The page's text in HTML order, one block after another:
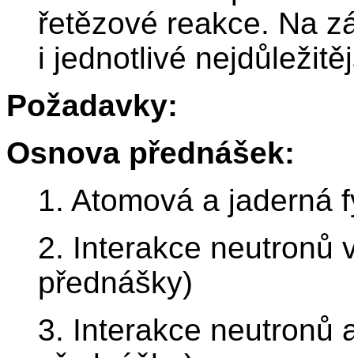
řetězové reakce. Na
i jednotlivé
Požadavky:
Osnova přednášek:
1. Atomová a jaderná
2. Interakce neutronů
přednášky)
3. Interakce neutronů